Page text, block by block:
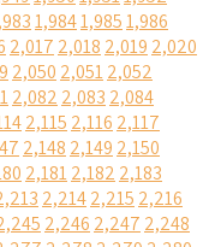
1,9841,9851,986
2,017 2,018 2,019 2,020
2,050 2,0512,052
2,082 2,083 2,084
2,115 2,116 2,117
2,148 2,149 2,150
2,1812,182 2,183
2,2142,215 2,216
2,246 2,247 2,248